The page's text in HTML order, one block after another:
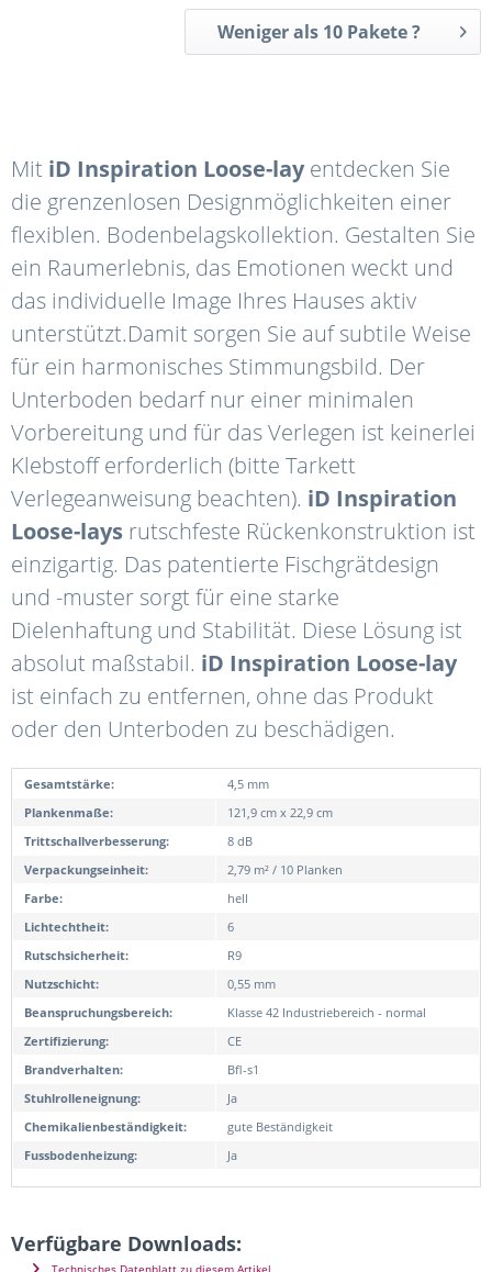
Weniger als 10 Pakete ?
Mit iD Inspiration Loose-layentdecken Sie
die grenzenlosen Designmöglichkeiten einer
flexiblen. Bodenbelagskollektion. Gestalten Sie
ein Raumerlebnis, das Emotionen weckt und
das individuelle Image Ihres Hauses aktiv
unterstützt.Damit sorgen Sie auf subtile Weise
für ein harmonisches Stimmungsbild. Der
Unterboden bedarf nur einer minimalen
Vorbereitung und für das Verlegen ist keinerlei
Klebstoff erforderlich (bitte Tarkett
Verlegeanweisung beachten). iD Inspiration
Loose-lays rutschfeste Rückenkonstruktion ist
einzigartig. Das patentierte Fischgrätdesign
und -muster sorgt für eine starke
Dielenhaftung und Stabilität. Diese Lösung ist
absolut maßstabil. iD Inspiration Loose-lay
ist einfach zu entfernen, ohne das Produkt
oder den Unterboden zu beschädigen.
Gesamtstärke:
4,5 mm
Plankenmaße:
121,9 cm x 22,9 cm
Trittschallverbesserung:
8 dB
Verpackungseinheit:
2,79 m² / 10 Planken
Farbe:
hell
Lichtechtheit:
6
Rutschsicherheit:
R9
Nutzschicht:
0,55 mm
Beanspruchungsbereich:
Klasse 42 Industriebereich - normal
Zertifizierung:
CE
Brandverhalten:
Bfl-s1
Stuhlrolleneignung:
Ja
Chemikalienbeständigkeit:
gute Beständigkeit
Fussbodenheizung:
Ja
Verfügbare Downloads: